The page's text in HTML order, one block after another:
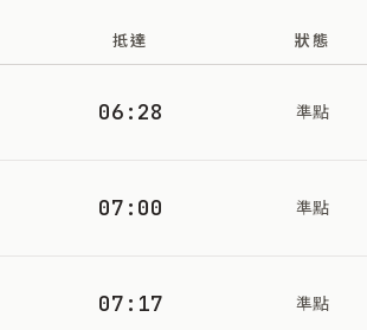
抵達 狀態
06:28 準點
07:00 準點
07:17 準點